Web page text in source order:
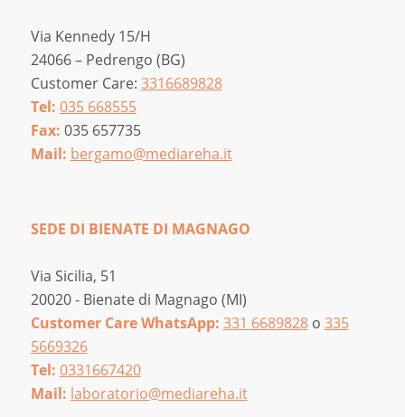
Via Kennedy 15/H
24066 – Pedrengo (BG)
Customer Care: 3316689828
Tel: 035 668555
Fax: 035 657735
Mail: bergamo@mediareha.it
SEDE DI BIENATE DI MAGNAGO
Via Sicilia, 51
20020 - Bienate di Magnago (MI)
Customer Care WhatsApp: 331 6689828o 335
5669326
Tel: 0331667420
Mail: laboratorio@mediareha.it